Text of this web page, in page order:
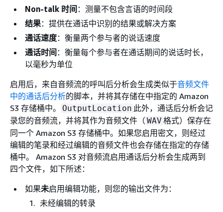
Non-talk 时间 ：测量不包含言语的时间段
结果：提供在通话中识别的结果或解决方案
通话速度：衡量两个参与者的说话速度
通话时间 ：衡量每个参与者在通话期间的说话时长，
以毫秒为单位
启用后，来自音频流的呼叫后分析会生成类似于音频文件
中的通话后分析的脚本，并将其存储在中指定的 Amazon
S3 存储桶中。
OutputLocation 此外，通话后分析会记
录您的音频流，并将其作为音频文件（ WAV 格式）保存在
同一个 Amazon S3 存储桶中。如果您启用密文，则经过
编辑的笔录和经过编辑的音频文件也会存储在指定的存储
桶中。 Amazon S3 对音频流启用通话后分析会生成两到
四个文件，如下所述：
如果未启用编辑功能，则您的输出文件为：
未经编辑的转录